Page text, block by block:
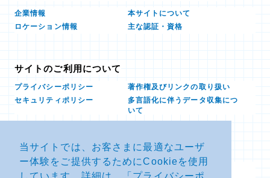
当サイトでは、お客さまに最適なユーザ
ー体験をご提供するためにCookieを使用
しています。詳細は、「 プライバシーポ
企業情報
本サイトについて
ロケーション情報
主な認証・資格
サイトのご利用について
プライバシーポリシー
著作権及びリンクの取り扱い
セキュリティポリシー
多言語化に伴うデータ収集につ
いて
お問い合せ
よくあるお問い合わせFAQ
SDSダウンロード